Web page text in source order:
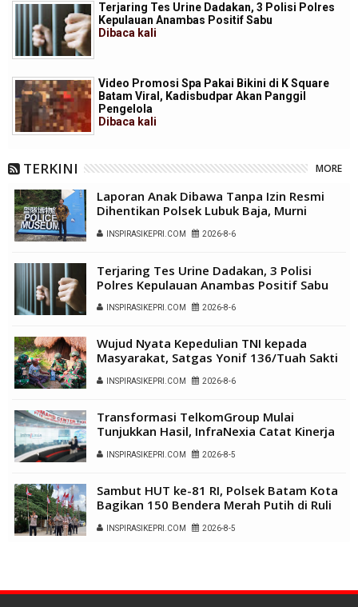
Terjaring Tes Urine Dadakan, 3 Polisi Polres
Kepulauan Anambas Positif Sabu
Dibaca kali
Video Promosi Spa Pakai Bikini di K Square
Batam Viral, Kadisbudpar Akan Panggil
Pengelola
Dibaca kali
TERKINI MORE
Laporan Anak Dibawa Tanpa Izin Resmi
Dihentikan Polsek Lubuk Baja, Murni
INSPIRASIKEPRI.COM 2026-8-6
Terjaring Tes Urine Dadakan, 3 Polisi
Polres Kepulauan Anambas Positif Sabu
INSPIRASIKEPRI.COM 2026-8-6
Wujud Nyata Kepedulian TNI kepada
Masyarakat, Satgas Yonif 136/Tuah Sakti
Kalome
INSPIRASIKEPRI.COM 2026-8-6
Transformasi TelkomGroup Mulai
Tunjukkan Hasil, InfraNexia Catat Kinerja
Nasional
INSPIRASIKEPRI.COM 2026-8-5
Sambut HUT ke-81 RI, Polsek Batam Kota
Bagikan 150 Bendera Merah Putih di Ruli
INSPIRASIKEPRI.COM 2026-8-5